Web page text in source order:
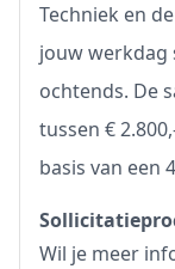
Techniek en
jouw werkdag
ochtends. De
tussen €
basis van een
Wil je meer